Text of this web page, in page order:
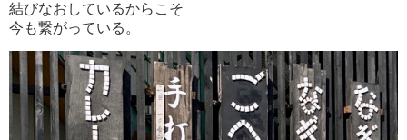
結びなおしているからこそ
今も繋がっている。